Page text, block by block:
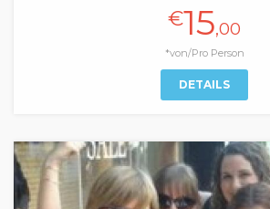
€15,00
*von/Pro Person
DETAILS